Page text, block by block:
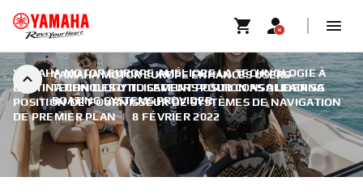
YAMAHA MOTOR EUROPE ENHANCES USERS-
TECHNOLOGY TO CEMENT POSITION AS A LEADING
BOATING SYSTEMS PROVIDER
YAMAHA MOTOR EUROPE AMÉLIORE LA TECHNOLOGIE À
DESTINATION DES UTILISATEURS POUR CONSOLIDER SA
POSITION DE FOURNISSEUR DE SYSTÈMES DE NAVIGATION
DE PREMIER PLAN | 8 FÉVRIER 2022